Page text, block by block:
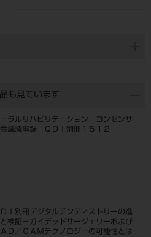
も見ています
ラルリハビリテ－ション コンセンサ
議議事録 ＱＤＩ別冊１５１２
ＤＩ別冊デジタルデンティストリーの進
検証－ガイデッドサージェリーおよび
ＡＤ／ＣＡＭテクノロジーの可能性とは